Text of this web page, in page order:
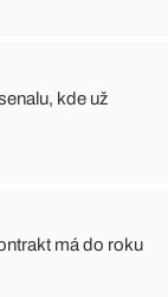
kde už
má do roku